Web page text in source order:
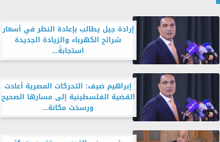
إرادة جيل يطالب بإعادة النظر في أسعار
شرائح الكهرباء والزيادة الجديدة
استجابةً...
إبراهيم ضيف: التحركات المصرية أعادت
القضية الفلسطينية إلى مسارها الصحيح
ورسخت مكانة...